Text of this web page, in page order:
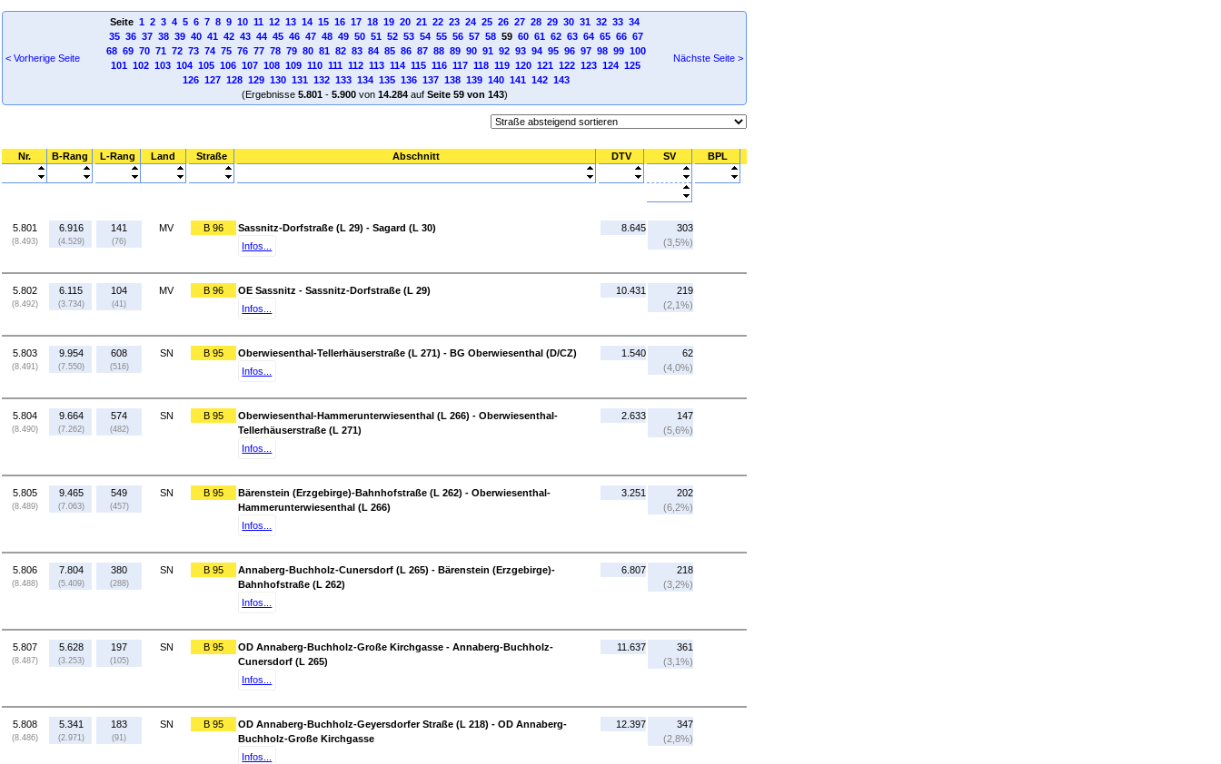
< Vorherige Seite
Seite 1 2 3 4 5 6 7 8 9 10 11 12 13 14 15 16 17 18 19 20 21 22 23 24 25 26 27 28 29 30 31 32 33 34
35 36 37 38 39 40 41 42 43 44 45 46 47 48 49 50 51 52 53 54 55 56 57 5859 60 61 62 63 64 65 66 67
68 69 70 71 72 73 74 75 76 77 78 79 80 81 82 83 84 85 86 87 88 89 90 91 92 93 94 95 96 97 98 99 100
101 102 103 104 105 106 107 108 109 110 111 112 113 114 115 116 117 118 119 120 121 122 123 124 125
126 127 128 129 130 131 132 133 134 135 136 137 138 139 140 141 142 143
(Ergebnisse 5.801- 5.900von 14.284auf Seite 59 von 143)
Nächste Seite >
Nr. B-Rang L-Rang Land Straße Abschnitt DTV SV BPL
5.801
(8.493)
6.916
(4.529)
141
(76)
MV B 96
Sassnitz-Dorfstraße (L 29) - Sagard (L 30)
Infos...
8.645
303
(3,5%)
5.802
(8.492)
6.115
(3.734)
104
(41)
MV B 96
OE Sassnitz - Sassnitz-Dorfstraße (L 29)
Infos...
10.431
219
(2,1%)
5.803
(8.491)
9.954
(7.550)
608
(516)
SN B 95
Oberwiesenthal-Tellerhäuserstraße (L 271) - BG Oberwiesenthal (D/CZ)
Infos...
1.540
62
(4,0%)
5.804
(8.490)
9.664
(7.262)
574
(482)
SN B 95
Oberwiesenthal-Hammerunterwiesenthal (L 266) - Oberwiesenthal-
Tellerhäuserstraße (L 271)
Infos...
2.633
147
(5,6%)
5.805
(8.489)
9.465
(7.063)
549
(457)
SN B 95
Bärenstein (Erzgebirge)-Bahnhofstraße (L 262) - Oberwiesenthal-
Hammerunterwiesenthal (L 266)
Infos...
3.251
202
(6,2%)
5.806
(8.488)
7.804
(5.409)
380
(288)
SN B 95
Annaberg-Buchholz-Cunersdorf (L 265) - Bärenstein (Erzgebirge)-
Bahnhofstraße (L 262)
Infos...
6.807
218
(3,2%)
5.807
(8.487)
5.628
(3.253)
197
(105)
SN B 95
OD Annaberg-Buchholz-Große Kirchgasse - Annaberg-Buchholz-
Cunersdorf (L 265)
Infos...
11.637
361
(3,1%)
5.808
(8.486)
5.341
(2.971)
183
(91)
SN B 95
OD Annaberg-Buchholz-Geyersdorfer Straße (L 218) - OD Annaberg-
Buchholz-Große Kirchgasse
Infos...
12.397
347
(2,8%)